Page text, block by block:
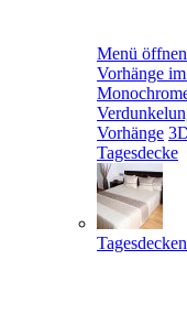
Menü öffnen
Vorhänge
Vorhänge
Tagesdecke
Tagesdecken